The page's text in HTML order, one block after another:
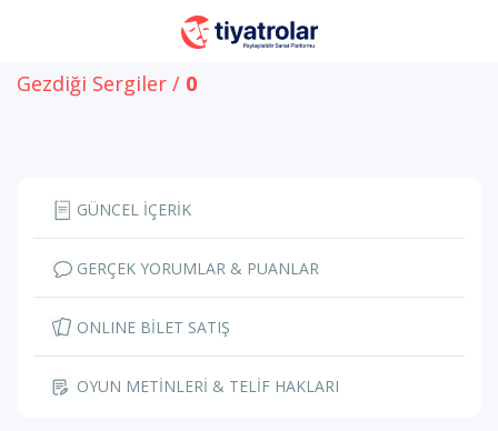
Gezdiği Sergiler / 0
GÜNCEL İÇERİK
GERÇEK YORUMLAR & PUANLAR
ONLINE BİLET SATIŞ
OYUN METİNLERİ & TELİF HAKLARI